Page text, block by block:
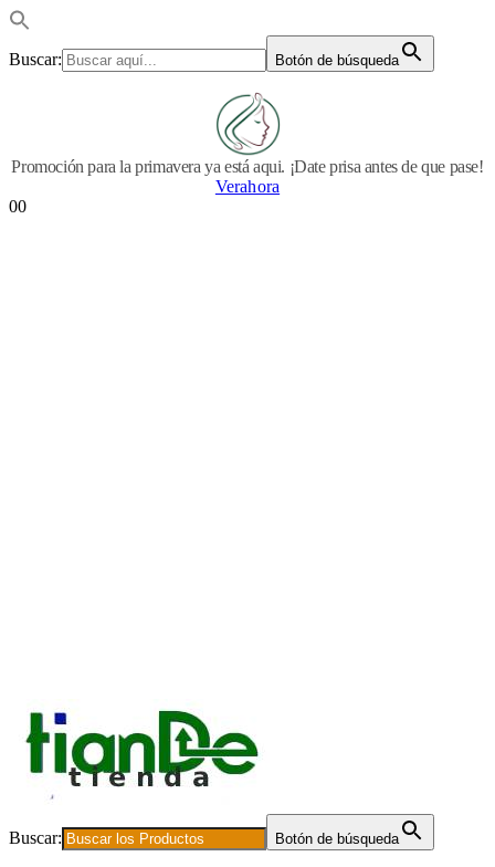
Buscar: Botón de búsqueda
Promoción para la primavera ya está aqui. ¡Date prisa antes de que pase!
Verahora
00
Buscar: Botón de búsqueda